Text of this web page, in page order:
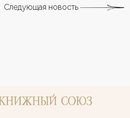
Следующая новость